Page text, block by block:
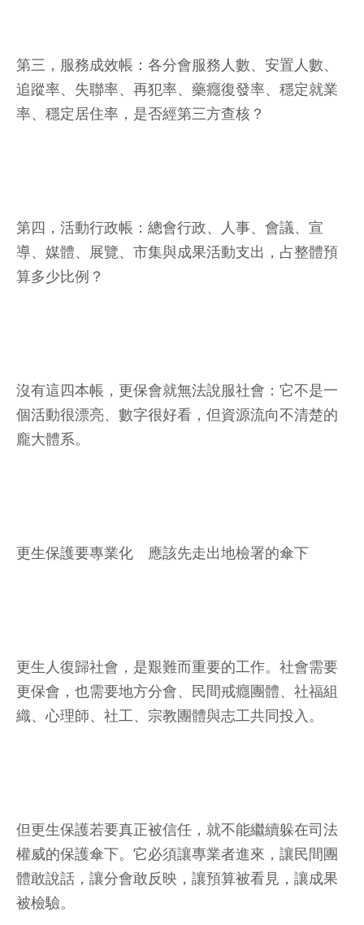
第三，服務成效帳：各分會服務人數、安置人數、
追蹤率、失聯率、再犯率、藥癮復發率、穩定就業
率、穩定居住率，是否經第三方查核？
第四，活動行政帳：總會行政、人事、會議、宣
導、媒體、展覽、市集與成果活動支出，占整體預
算多少比例？
沒有這四本帳，更保會就無法說服社會：它不是一
個活動很漂亮、數字很好看，但資源流向不清楚的
龐大體系。
更生保護要專業化 應該先走出地檢署的傘下
更生人復歸社會，是艱難而重要的工作。社會需要
更保會，也需要地方分會、民間戒癮團體、社福組
織、心理師、社工、宗教團體與志工共同投入。
但更生保護若要真正被信任，就不能繼續躲在司法
權威的保護傘下。它必須讓專業者進來，讓民間團
體敢說話，讓分會敢反映，讓預算被看見，讓成果
被檢驗。